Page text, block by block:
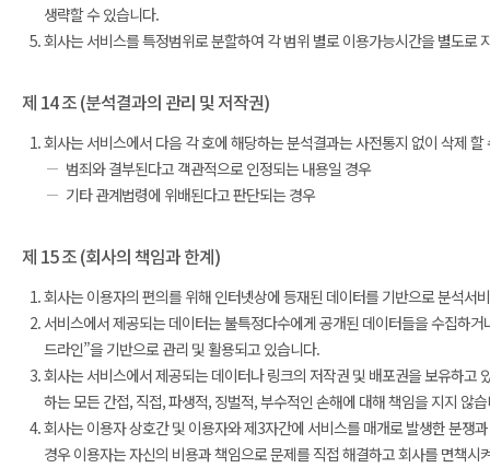
생략할 수 있습니다.
회사는 서비스를 특정범위로 분할하여 각 범위 별로 이용가능시간을 별도로
제 14 조 (분석결과의 관리 및 저작권)
회사는 서비스에서 다음 각 호에 해당하는 분석결과는 사전통지 없이 삭제 할
범죄와 결부된다고 객관적으로 인정되는 내용일 경우
기타 관계법령에 위배된다고 판단되는 경우
제 15 조 (회사의 책임과 한계)
회사는 이용자의 편의를 위해 인터넷상에 등재된 데이터를 기반으로 분석서
서비스에서 제공되는 데이터는 불특정다수에게 공개된 데이터들을 수집하
드라인”을 기반으로 관리 및 활용되고 있습니다.
회사는 서비스에서 제공되는 데이터나 링크의 저작권 및 배포권을 보유하고
하는 모든 간접, 직접, 파생적, 징벌적, 부수적인 손해에 대해 책임을 지지 않
회사는 이용자 상호간 및 이용자와 제3자간에 서비스를 매개로 발생한 분쟁
경우 이용자는 자신의 비용과 책임으로 문제를 직접 해결하고 회사를 면책